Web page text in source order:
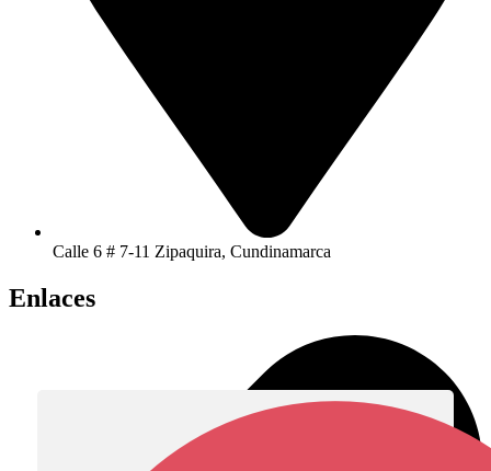
Calle 6 # 7-11 Zipaquira, Cundinamarca
Enlaces